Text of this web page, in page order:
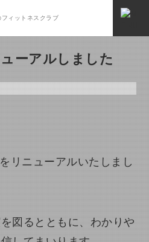
ィットネスクラブ
ーアルしました
リニューアルいたしまし
図るとともに、わかりや